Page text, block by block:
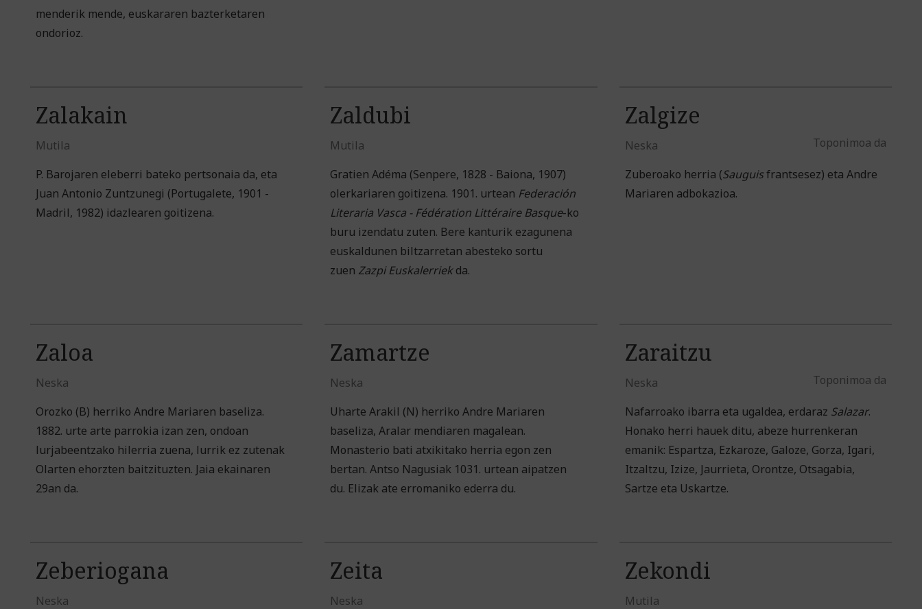
menderik mende, euskararen bazterketaren
ondorioz.
Zalakain
Mutila
P. Barojaren eleberri bateko pertsonaia da, eta
Juan Antonio Zuntzunegi (Portugalete, 1901 -
Madril, 1982) idazlearen goitizena.
Zaldubi
Mutila
Gratien Adéma (Senpere, 1828 - Baiona, 1907)
olerkariaren goitizena. 1901. urtean Federación
Literaria Vasca - Fédération Littéraire Basque-ko
buru izendatu zuten. Bere kanturik ezagunena
euskaldunen biltzarretan abesteko sortu
zuen Zazpi Euskalerriekda.
Zalgize
Neska Toponimoa da
Zuberoako herria (Sauguisfrantsesez) eta Andre
Mariaren adbokazioa.
Zaloa
Neska
Orozko (B) herriko Andre Mariaren baseliza.
1882. urte arte parrokia izan zen, ondoan
lurjabeentzako hilerria zuena, lurrik ez zutenak
Olarten ehorzten baitzituzten. Jaia ekainaren
29an da.
Zamartze
Neska
Uharte Arakil (N) herriko Andre Mariaren
baseliza, Aralar mendiaren magalean.
Monasterio bati atxikitako herria egon zen
bertan. Antso Nagusiak 1031. urtean aipatzen
du. Elizak ate erromaniko ederra du.
Zaraitzu
Neska Toponimoa da
Nafarroako ibarra eta ugaldea, erdaraz Salazar.
Honako herri hauek ditu, abeze hurrenkeran
emanik: Espartza, Ezkaroze, Galoze, Gorza, Igari,
Itzaltzu, Izize, Jaurrieta, Orontze, Otsagabia,
Sartze eta Uskartze.
Zeberiogana
Neska
Zeita
Neska
Zekondi
Mutila